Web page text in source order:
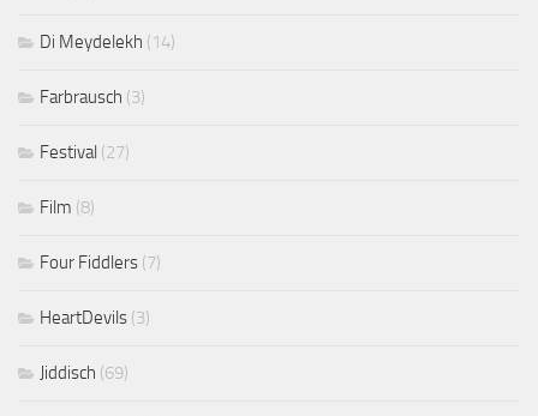
Di Meydelekh (14)
Farbrausch (3)
Festival (27)
Film (8)
Four Fiddlers (7)
HeartDevils (3)
Jiddisch (69)